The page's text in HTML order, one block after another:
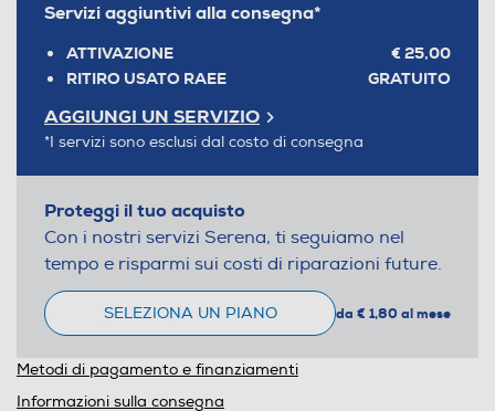
Servizi aggiuntivi alla consegna*
ATTIVAZIONE
€ 25,00
RITIRO USATO RAEE
GRATUITO
AGGIUNGI UN SERVIZIO
*I servizi sono esclusi dal costo di consegna
Proteggi il tuo acquisto
Con i nostri servizi Serena, ti seguiamo nel
tempo e risparmi sui costi di riparazioni future.
SELEZIONA UN PIANO da € 1,80 al mese
Metodi di pagamento e finanziamenti
Informazioni sulla consegna